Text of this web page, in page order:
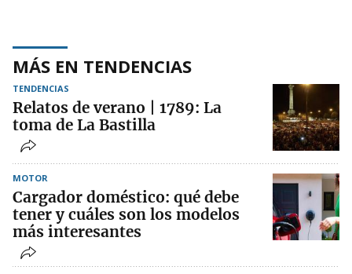
MÁS EN TENDENCIAS
TENDENCIAS
Relatos de verano | 1789: La
toma de La Bastilla
MOTOR
Cargador doméstico: qué debe
tener y cuáles son los modelos
más interesantes